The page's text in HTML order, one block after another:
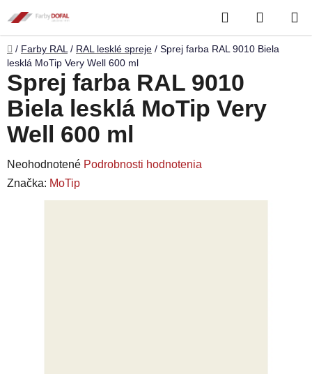
na
obsah
Hľadať
KOŠÍK
Domov
/ Farby RAL / RAL lesklé spreje / Sprej farba RAL 9010 Biela
lesklá MoTip Very Well 600 ml
Sprej farba RAL 9010
Biela lesklá MoTip Very
Well 600 ml
Priemerné
hodnotenie
produktu
Neohodnotené Podrobnosti hodnotenia
Značka: MoTip